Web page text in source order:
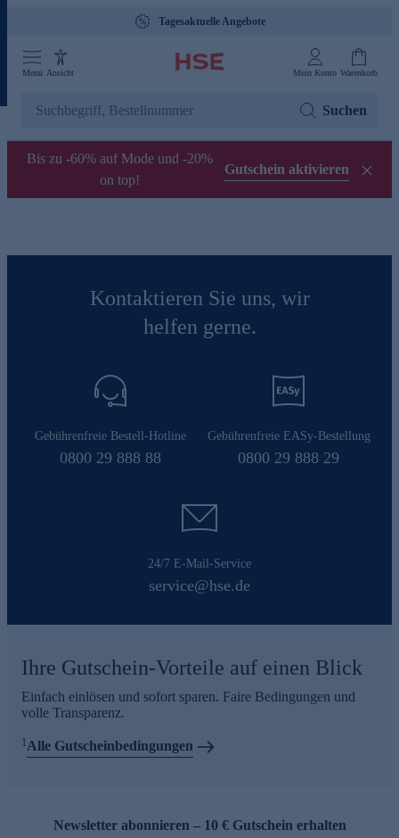
Tagesaktuelle Angebote
Menü Ansicht Mein Konto Warenkorb
Suchen
Bis zu -60% auf Mode und -20%
on top!
Gutschein aktivieren
Kontaktieren Sie uns, wir
helfen gerne.
Gebührenfreie Bestell-Hotline
0800 29 888 88
Gebührenfreie EASy-Bestellung
0800 29 888 29
24/7 E-Mail-Service
service@hse.de
Ihre Gutschein-Vorteile auf einen Blick
Einfach einlösen und sofort sparen. Faire Bedingungen und
volle Transparenz.
1Alle Gutscheinbedingungen
Newsletter abonnieren – 10 € Gutschein erhalten